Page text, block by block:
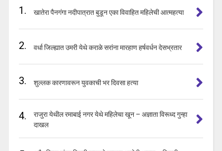
1. खातेरा पैनगंगा नदीपात्रात बुडून एका विवाहित महिलेची आत्महत्या
2. वर्धा जिल्ह्यात उमरी येथे कराळे सरांना मारहाण हर्षवर्धन देसभ्रतार
3. शुल्लक कारणावरून युवकाची भर दिवसा हत्या
4.
राजुरा येथील रमाबाई नगर येथे महिलेचा खून – अज्ञाता विरूध्द गुन्हा
दाखल